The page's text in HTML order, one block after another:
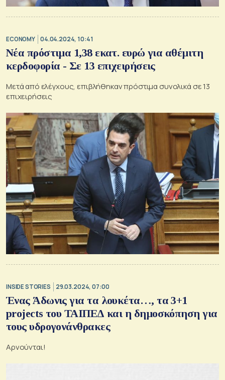
ECONOMY 04.04.2024, 10:41
Νέα πρόστιμα 1,38 εκατ. ευρώ για αθέμιτη
κερδοφορία - Σε 13 επιχειρήσεις
Μετά από ελέγχους, επιβλήθηκαν πρόστιμα συνολικά σε 13
επιχειρήσεις
INSIDE STORIES 29.03.2024, 07:00
Ένας Άδωνις για τα λουκέτα…, τα 3+1
projects του ΤΑΙΠΕΔ και η δημοσκόπηση για
τους υδρογονάνθρακες
Αρνούνται!